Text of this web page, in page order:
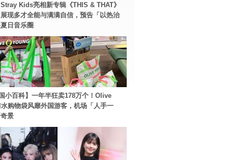
Kids亮相新专辑《THIS & THAT》
现多才全能与满满自信，预告「以热治
日音乐圈
小百科】一年半狂卖178万个！Olive
购物袋风靡外国游客，机场「人手一
景